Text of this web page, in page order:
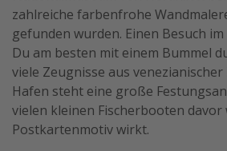
zahlreiche farbenfrohe
gefunden wurden. Einen Besuch
Du am besten mit einem Bummel
viele Zeugnisse aus
Hafen steht eine große
vielen kleinen Fischerbooten davor
Postkartenmotiv wirkt.